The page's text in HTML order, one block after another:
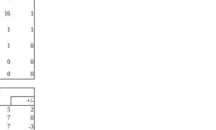
16
1
1
1
1
0
0
0
0
0
+/-
5
2
7
0
7 -3